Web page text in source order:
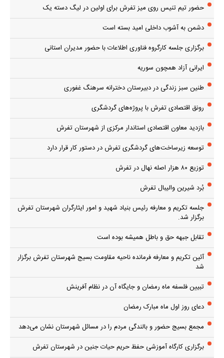
حضور تیم تنیس روی میز تفرش برای اولین در لیگ دسته یک
دشمن به آشوب داخلی امید بسته است
برگزاری جلسه کارگروه فناوری اطلاعات با حضور مدیران استانی
ایرانی آزاد همچون سوریه
طنین سبز زندگی در دبیرستان دخترانه سرهنگ غفوری
رونق اقتصادی تفرش با پروژه‌های گردشگری
بازدید معاون اقتصادی استاندار مرکزی از شهرستان تفرش
توسعه زیرساخت‌های گردشگری تفرش در دستور کار قرار دارد
توزیع ۸۰ هزار اصله نهال در تفرش
بُرد شیرین والیبال تفرش
جلسه تکریم و معارفه رئیس بنیاد شهید و امور ایثارگران شهرستان تفرش
برگزار شد.
تقابل جبهه حق و باطل همیشه بوده است
آئین تکریم و معارفه فرمانده ناحیه مقاومت بسیج شهرستان تفرش برگزار
شد
تبیین فلسفه ماه رمضان و جایگاه آن در نظام آفرینش
دعای روز اول ماه مبارک رمضان
مجمع بسیج حضور و بالندگی مردم را در مسائل شهرستان نشان می‌دهد
برگزاری کارگاه آموزشی حفظ حریم حیات جنین در شهرستان تفرش